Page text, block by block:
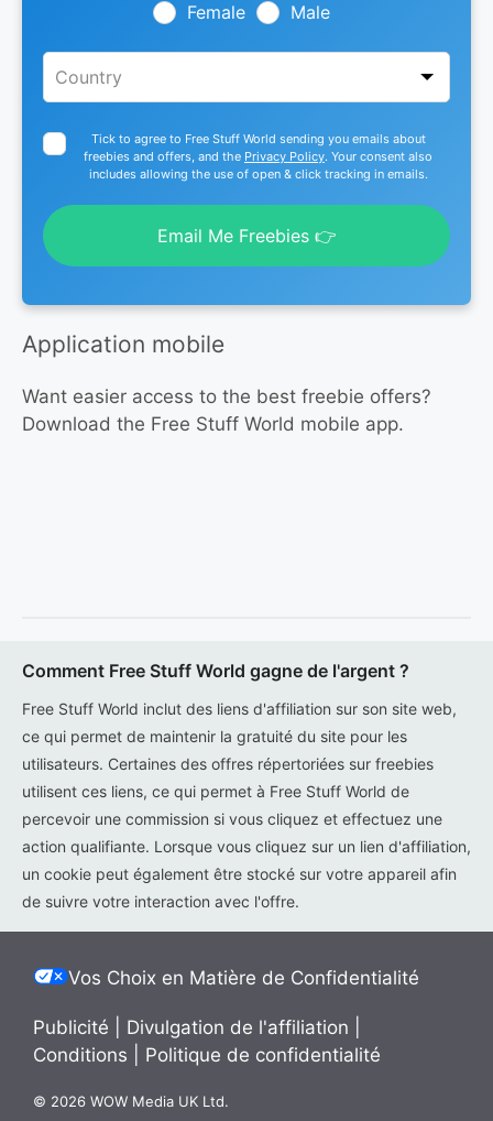
Female Male
Tick to agree to Free Stuff World sending you emails about
freebies and offers, and the Privacy Policy. Your consent also
includes allowing the use of open & click tracking in emails.
Email Me Freebies 👉
Application mobile
Want easier access to the best freebie offers?
Download the Free Stuff World mobile app.
Comment Free Stuff World gagne de l'argent ?
Free Stuff World inclut des liens d'affiliation sur son site web,
ce qui permet de maintenir la gratuité du site pour les
utilisateurs. Certaines des offres répertoriées sur freebies
utilisent ces liens, ce qui permet à Free Stuff World de
percevoir une commission si vous cliquez et effectuez une
action qualifiante. Lorsque vous cliquez sur un lien d'affiliation,
un cookie peut également être stocké sur votre appareil afin
de suivre votre interaction avec l'offre.
Vos Choix en Matière de Confidentialité
Publicité Divulgation de l'affiliation
Conditions
Politique de confidentialité
© 2026 WOW Media UK Ltd.